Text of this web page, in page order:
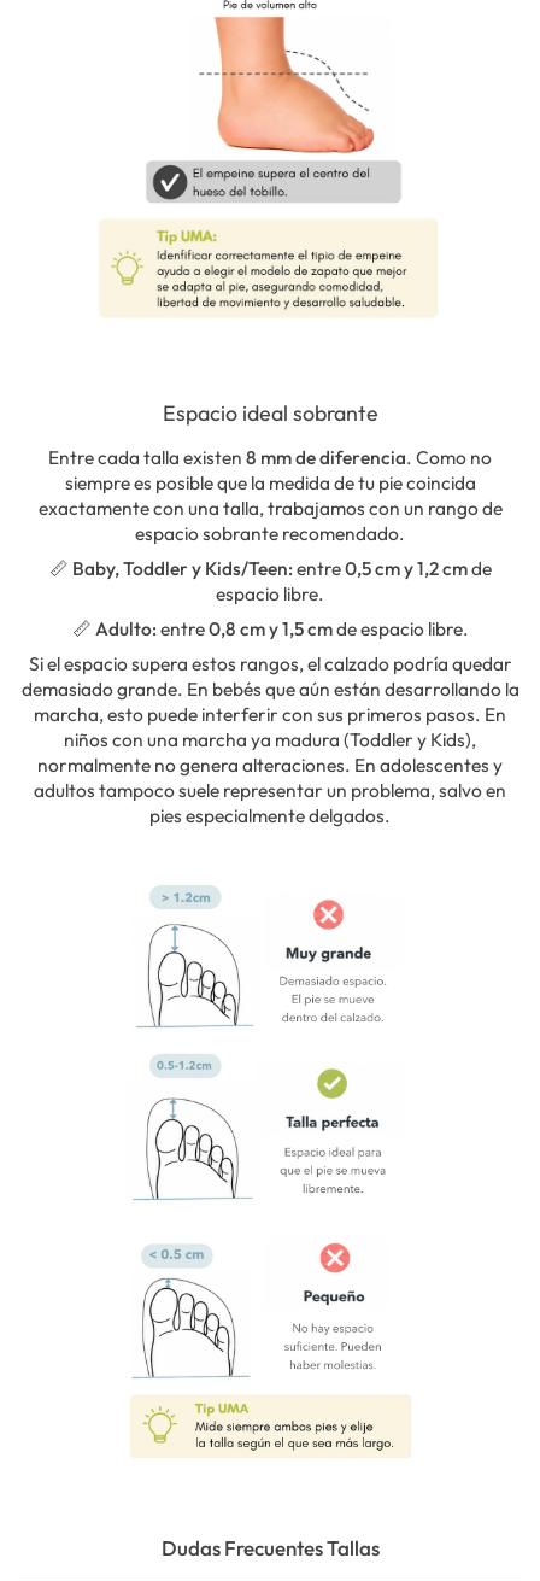
Espacio ideal sobrante
Entre cada talla existen 8 mm de diferencia. Como no
siempre es posible que la medida de tu pie coincida
exactamente con una talla, trabajamos con un rango de
espacio sobrante recomendado.
📏 Baby, Toddler y Kids/Teen:entre0,5 cm y 1,2 cmde
espacio libre.
📏 Adulto:entre0,8 cm y 1,5 cmde espacio libre.
Si el espacio supera estos rangos, el calzado podría quedar
demasiado grande. En bebés que aún están desarrollando la
marcha, esto puede interferir con sus primeros pasos. En
niños con una marcha ya madura (Toddler y Kids),
normalmente no genera alteraciones. En adolescentes y
adultos tampoco suele representar un problema, salvo en
pies especialmente delgados.
Dudas Frecuentes Tallas